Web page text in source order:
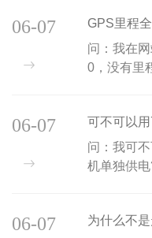
确认是否正
GPS里程
问：我在
0，没有里
06-07
可不可以
供电
问：我可
机单独供
备。...
06-07
为什么不
06-07